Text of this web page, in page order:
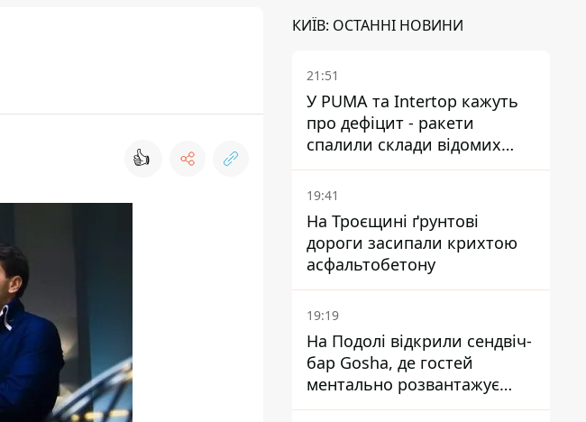
👍
КИЇВ: ОСТАННІ НОВИНИ
21:51
У PUMA та Intertop кажуть
про дефіцит - ракети
спалили склади відомих
брендів
19:41
На Троєщині ґрунтові
дороги засипали крихтою
асфальтобетону
19:19
На Подолі відкрили сендвіч-
бар Gosha, де гостей
ментально розвантажує
акула